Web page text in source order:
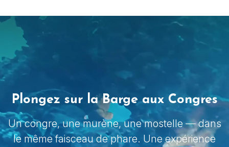
Plongez sur la Barge aux Congres
Un congre, une murène, une mostelle — dans
le même faisceau de phare. Une expérience